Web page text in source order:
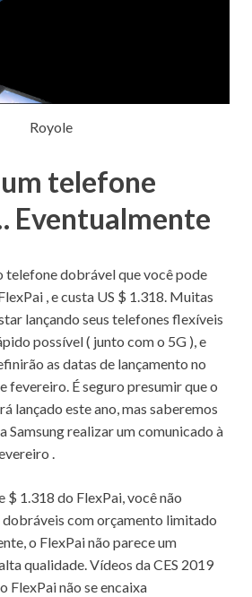
Royole
telefone
Eventualmente
telefone dobrável que você pode
, e custa US $ 1.318. Muitas
lançando seus telefones flexíveis
possível ( junto com o 5G ), e
as datas de lançamento no
fevereiro. É seguro presumir que o
lançado este ano, mas saberemos
Samsung realizar um comunicado à
.
$ 1.318 do FlexPai, você não
​​com orçamento limitado
o FlexPai não parece um
qualidade.Vídeos daCES 2019
FlexPai não se encaixa